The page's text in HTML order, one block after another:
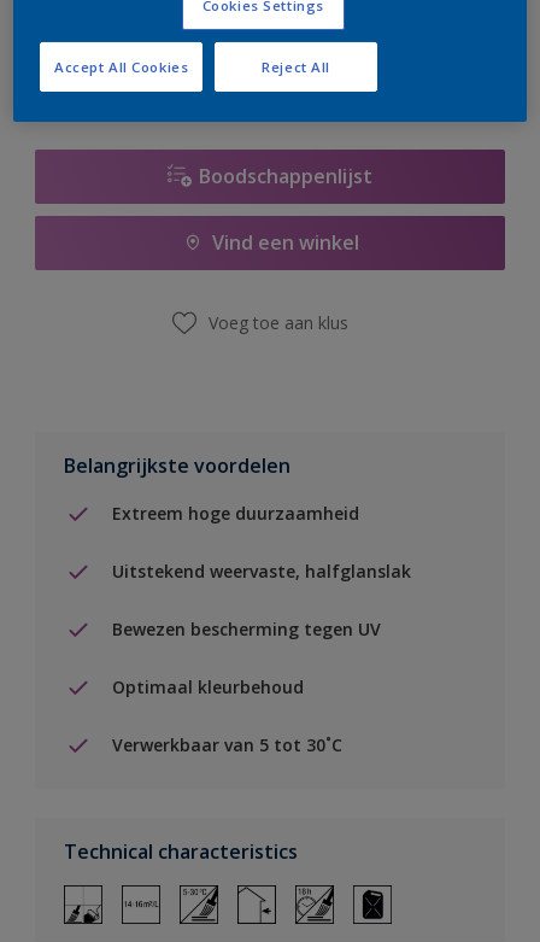
er hard aan om de voorraad aan te vullen.
Boodschappenlijst
Vind een winkel
Voeg toe aan klus
Belangrijkste voordelen
Extreem hoge duurzaamheid
Uitstekend weervaste, halfglanslak
Bewezen bescherming tegen UV
Optimaal kleurbehoud
Verwerkbaar van 5 tot 30˚C
Technical characteristics
Cookies Settings
Reject All
Accept All Cookies